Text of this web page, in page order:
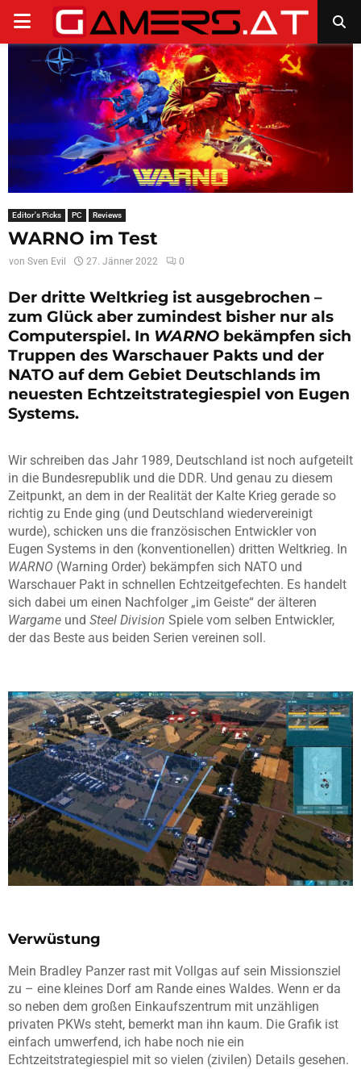
PRIMARY
MENU
Editor's Picks PC Reviews
WARNO im Test
von Sven Evil 27. Jänner 2022 0
Der dritte Weltkrieg ist ausgebrochen –
zum Glück aber zumindest bisher nur als
Computerspiel. In WARNO bekämpfen sich
Truppen des Warschauer Pakts und der
NATO auf dem Gebiet Deutschlands im
neuesten Echtzeitstrategiespiel von Eugen
Systems.
Wir schreiben das Jahr 1989, Deutschland ist noch aufgeteilt
in die Bundesrepublik und die DDR. Und genau zu diesem
Zeitpunkt, an dem in der Realität der Kalte Krieg gerade so
richtig zu Ende ging (und Deutschland wiedervereinigt
wurde), schicken uns die französischen Entwickler von
Eugen Systems in den (konventionellen) dritten Weltkrieg. In
WARNO (Warning Order) bekämpfen sich NATO und
Warschauer Pakt in schnellen Echtzeitgefechten. Es handelt
sich dabei um einen Nachfolger „im Geiste“ der älteren
Wargame und Steel Division Spiele vom selben Entwickler,
der das Beste aus beiden Serien vereinen soll.
Verwüstung
Mein Bradley Panzer rast mit Vollgas auf sein Missionsziel
zu – eine kleines Dorf am Rande eines Waldes. Wenn er da
so neben dem großen Einkaufszentrum mit unzähligen
privaten PKWs steht, bemerkt man ihn kaum. Die Grafik ist
einfach umwerfend, ich habe noch nie ein
Echtzeitstrategiespiel mit so vielen (zivilen) Details gesehen.